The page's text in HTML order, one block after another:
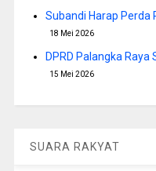
Subandi Harap Perda
18 Mei 2026
DPRD Palangka
15 Mei 2026
SUARA RAKYAT